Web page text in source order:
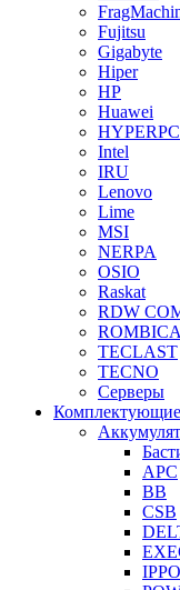
Fujitsu
Gigabyte
Hiper
HP
Huawei
HYPERPC
Intel
IRU
Lenovo
Lime
MSI
NERPA
OSIO
Raskat
RDW
ROMBICA
TECLAST
TECNO
Серверы
APC
BB
CSB